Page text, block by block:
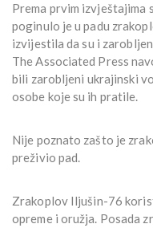
Prema prvim izvještajima
poginulo je u padu
izvijestila da su i
The Associated Press
bili zarobljeni ukrajinski
osobe koje su ih pratile.
Nije poznato zašto je
preživio pad.
Zrakoplov Iljušin-76
opreme i oružja. Posada